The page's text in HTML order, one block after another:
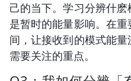
己的当下。学习分辨什
是暂时的能量影响。在
间，让接收到的模式能
需要关注的重点。